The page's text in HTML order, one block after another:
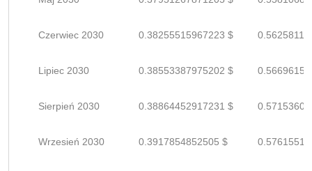
Czerwiec 2030 0.38255515967223 $
Lipiec 2030 0.38553387975202 $
Sierpień 2030 0.38864452917231 $
Wrzesień 2030 0.3917854852505 $